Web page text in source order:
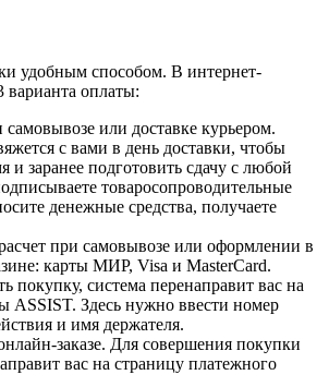
удобным способом. В интернет-
варианта оплаты:
или доставке курьером.
с вами в день доставки, чтобы
и заранее подготовить сдачу с любой
товаросопроводительные
денежные средства, получаете
при самовывозе или оформлении в
карты МИР, Visa и MasterCard.
покупку, система перенаправит вас на
ASSIST. Здесь нужно ввести номер
и имя держателя.
заказе. Для совершения покупки
вас на страницу платежного